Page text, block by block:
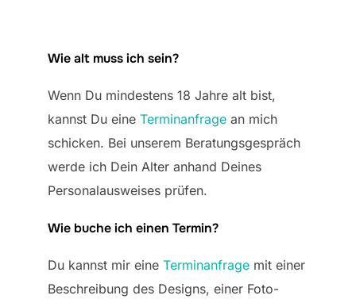
Wie alt muss ich sein?
Wenn Du mindestens 18 Jahre alt bist,
kannst Du eine Terminanfrage an mich
schicken. Bei unserem Beratungsgespräch
werde ich Dein Alter anhand Deines
Personalausweises prüfen.
Wie buche ich einen Termin?
Du kannst mir eine Terminanfrage mit einer
Beschreibung des Designs, einer Foto-